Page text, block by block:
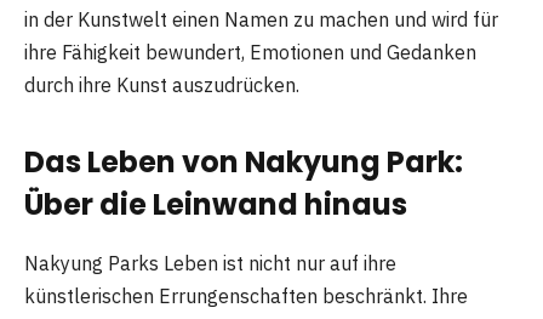
in der Kunstwelt einen Namen zu machen und wird für
ihre Fähigkeit bewundert, Emotionen und Gedanken
durch ihre Kunst auszudrücken.
Das Leben von Nakyung Park:
Über die Leinwand hinaus
Nakyung Parks Leben ist nicht nur auf ihre
künstlerischen Errungenschaften beschränkt. Ihre